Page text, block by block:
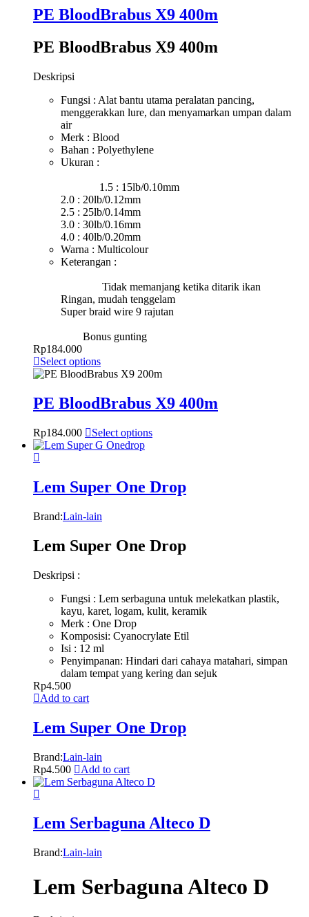
PE BloodBrabus X9 400m
PE BloodBrabus X9 400m
Deskripsi
Fungsi : Alat bantu utama peralatan pancing,
menggerakkan lure, dan menyamarkan umpan dalam
air
Merk : Blood
Bahan : Polyethylene
Ukuran :
1.5 : 15lb/0.10mm
2.0 : 20lb/0.12mm
2.5 : 25lb/0.14mm
3.0 : 30lb/0.16mm
4.0 : 40lb/0.20mm
Warna : Multicolour
Keterangan :
Tidak memanjang ketika ditarik ikan
Ringan, mudah tenggelam
Super braid wire 9 rajutan
Bonus gunting
Rp184.000
Select options
PE BloodBrabus X9 400m
Rp184.000 Select options
Lem Super One Drop
Brand:Lain-lain
Lem Super One Drop
Deskripsi :
Fungsi : Lem serbaguna untuk melekatkan plastik,
kayu, karet, logam, kulit, keramik
Merk : One Drop
Komposisi: Cyanocrylate Etil
Isi : 12 ml
Penyimpanan: Hindari dari cahaya matahari, simpan
dalam tempat yang kering dan sejuk
Rp4.500
Add to cart
Lem Super One Drop
Brand:Lain-lain
Rp4.500 Add to cart
Lem Serbaguna Alteco D
Brand:Lain-lain
Lem Serbaguna Alteco D